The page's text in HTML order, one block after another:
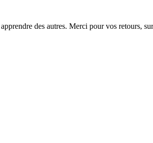
des autres. Merci pour vos retours,